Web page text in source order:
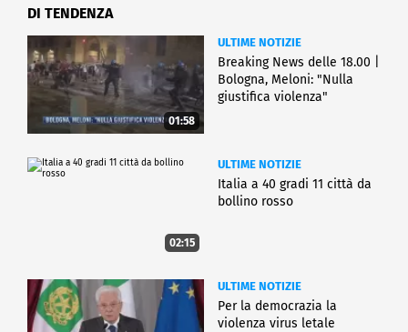
DI TENDENZA
01:58
ULTIME NOTIZIE
Breaking News delle 18.00 |
Bologna, Meloni: "Nulla
giustifica violenza"
02:15
ULTIME NOTIZIE
Italia a 40 gradi 11 città da
bollino rosso
ULTIME NOTIZIE
Per la democrazia la
violenza virus letale